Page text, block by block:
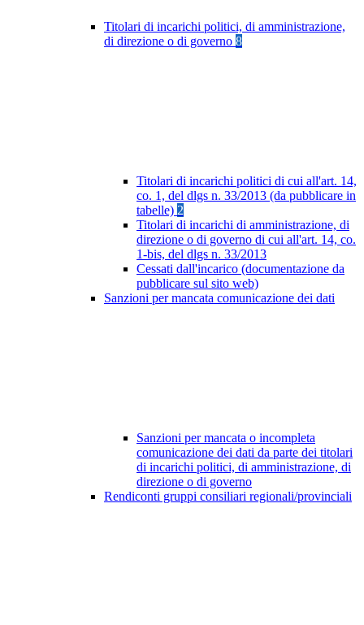
Titolari di incarichi politici, di amministrazione,
di direzione o di governo 8
Titolari di incarichi politici di cui all'art. 14,
co. 1, del dlgs n. 33/2013 (da pubblicare in
tabelle) 2
Titolari di incarichi di amministrazione, di
direzione o di governo di cui all'art. 14, co.
1-bis, del dlgs n. 33/2013
Cessati dall'incarico (documentazione da
pubblicare sul sito web)
Sanzioni per mancata comunicazione dei dati
Sanzioni per mancata o incompleta
comunicazione dei dati da parte dei titolari
di incarichi politici, di amministrazione, di
direzione o di governo
Rendiconti gruppi consiliari regionali/provinciali